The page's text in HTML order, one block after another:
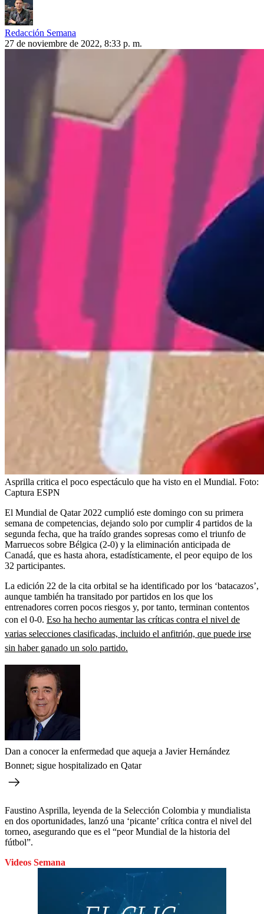
Redacción Semana
27 de noviembre de 2022, 8:33 p. m.
Asprilla critica el poco espectáculo que ha visto en el Mundial. Foto:
Captura ESPN
El Mundial de Qatar 2022 cumplió este domingo con su primera
semana de competencias, dejando solo por cumplir 4 partidos de la
segunda fecha, que ha traído grandes sopresas como el triunfo de
Marruecos sobre Bélgica (2-0) y la eliminación anticipada de
Canadá, que es hasta ahora, estadísticamente, el peor equipo de los
32 participantes.
La edición 22 de la cita orbital se ha identificado por los ‘batacazos’,
aunque también ha transitado por partidos en los que los
entrenadores corren pocos riesgos y, por tanto, terminan contentos
con el 0-0. Eso ha hecho aumentar las críticas contra el nivel de
varias selecciones clasificadas, incluido el anfitrión, que puede irse
sin haber ganado un solo partido.
Dan a conocer la enfermedad que aqueja a Javier Hernández
Bonnet; sigue hospitalizado en Qatar
Faustino Asprilla, leyenda de la Selección Colombia y mundialista
en dos oportunidades, lanzó una ‘picante’ crítica contra el nivel del
torneo, asegurando que es el “peor Mundial de la historia del
fútbol”.
Videos Semana